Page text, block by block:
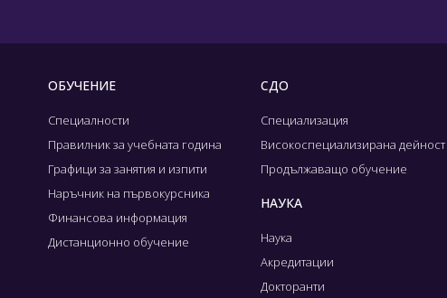
ОБУЧЕНИЕ
Специалности
Правилник за учебната година
Графици за занятия и изпити
Наръчник на първокурсника
Финансова информация
Дистанционно обучение
СДО
Специализация
Високоспециализирана дейност
Продължаващо обучение
НАУКА
Наука
Акредитации
Докторанти